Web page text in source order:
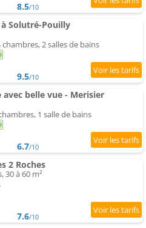
8.5/10
à Solutré-Pouilly
2 salles de bains
9.5/10
avec belle vue - Merisier
1 salle de bains
6.7/10
2 Roches
30 à 60 m²
7.6/10